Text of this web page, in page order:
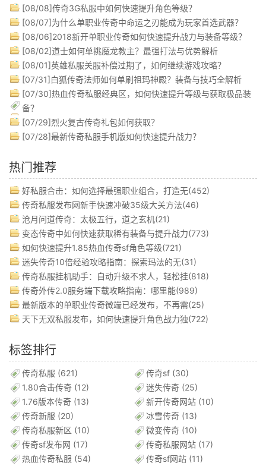
[08/08]传奇3G私服中如何快速提升角色等级？
[08/07]为什么单职业传奇中命运之刃能成为玩家首选武器？
[08/06]2018新开单职业传奇如何快速提升战力与装备等级？
[08/02]道士如何单挑魔龙教主？最强打法与优势解析
[08/01]英雄私服关服补偿过期了，如何继续游戏攻略？
[07/31]白狐传奇法师如何单刷祖玛神殿？装备与技巧全解析
[07/30]热血传奇私服经典区，如何快速提升等级与获取极品装
备？
[07/29]烈火复古传奇礼包如何获取？
[07/28]最新传奇私服手机版如何快速提升战力？
热门推荐
好私服合击：如何选择最强职业组合，打造无(452)
传奇私服发布网新手快速冲破35级大关方法(46)
沧月问道传奇：太极五行，道之玄机(21)
变态传奇中如何快速获取稀有装备与提升战力(773)
如何快速提升1.85热血传奇sf角色等级(721)
迷失传奇10倍经验攻略指南：探索玛法的无(31)
传奇私服挂机助手：自动升级不求人，轻松挂(818)
传奇外传2.0服务端下载攻略指南：哪里能(989)
最新版本的单职业传奇微端已经发布，不再需(25)
天下无双私服发布，如何快速提升角色战力独(722)
标签排行
传奇私服 (621) 传奇sf (30)
1.80合击传奇 (12) 迷失传奇 (25)
1.76版本传奇 (13) 新开传奇网站 (10)
传奇新服 (20) 冰雪传奇 (13)
传奇私服新区 (10) 微变传奇 (10)
传奇sf发布网 (17) 传奇私服网站 (17)
热血传奇私服 (54) 传奇sf网站 (11)